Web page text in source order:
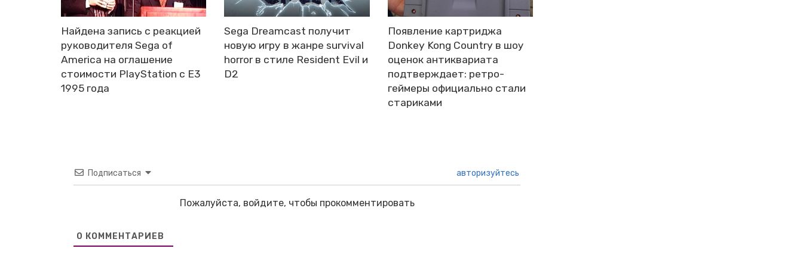
Найдена запись с реакцией
руководителя Sega of
America на оглашение
стоимости PlayStation с E3
1995 года
Sega Dreamcast получит
новую игру в жанре survival
horror в стиле Resident Evil и
D2
Появление картриджа
Donkey Kong Country в шоу
оценок антиквариата
подтверждает: ретро-
геймеры официально стали
стариками
Подписаться авторизуйтесь
Пожалуйста, войдите, чтобы прокомментировать
0 КОММЕНТАРИЕВ